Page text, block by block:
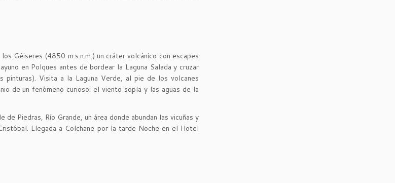
Géiseres (4850 m.s.n.m.) un cráter volcánico con escapes
en Polques antes de bordear la Laguna Salada y cruzar
Visita a la Laguna Verde, al pie de los volcanes
de un fenómeno curioso: el viento sopla y las aguas de la
Piedras, Río Grande, un área donde abundan las vicuñas y
Llegada a Colchane por la tarde Noche en el Hotel